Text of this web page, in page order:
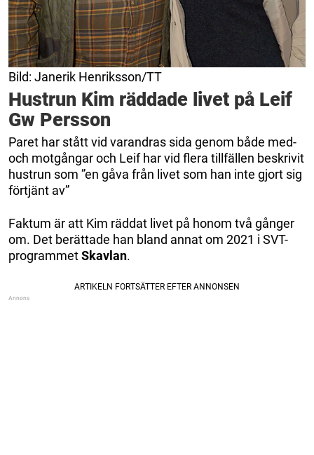
Bild: Janerik Henriksson/TT
Hustrun Kim räddade livet på Leif
Gw Persson
Paret har stått vid varandras sida genom både med-
och motgångar och Leif har vid flera tillfällen beskrivit
hustrun som ”en gåva från livet som han inte gjort sig
förtjänt av”
Faktum är att Kim räddat livet på honom två gånger
om. Det berättade han bland annat om 2021 i SVT-
programmetSkavlan.